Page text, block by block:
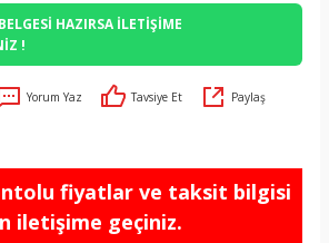
HAZIRSA İLETİŞİME
!
Yorum Yaz Tavsiye Et Paylaş
fiyatlar ve taksit bilgisi
iletişime geçiniz.